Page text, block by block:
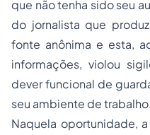
que não tenha sido seu
do jornalista que
fonte anônima e esta,
informações, violou
dever funcional de
seu ambiente de trabalho.
Naquela oportunidade,